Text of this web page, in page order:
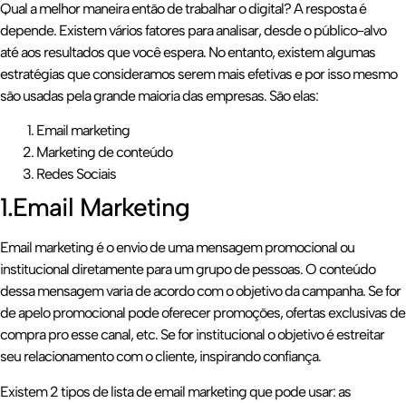
Qual a melhor maneira então de trabalhar o digital? A resposta é
depende. Existem vários fatores para analisar, desde o público-alvo
até aos resultados que você espera. No entanto, existem algumas
estratégias que consideramos serem mais efetivas e por isso mesmo
são usadas pela grande maioria das empresas. São elas:
Email marketing
Marketing de conteúdo
Redes Sociais
1.Email Marketing
Email marketing é o envio de uma mensagem promocional ou
institucional diretamente para um grupo de pessoas. O conteúdo
dessa mensagem varia de acordo com o objetivo da campanha. Se for
de apelo promocional pode oferecer promoções, ofertas exclusivas de
compra pro esse canal, etc. Se for institucional o objetivo é estreitar
seu relacionamento com o cliente, inspirando confiança.
Existem 2 tipos de lista de email marketing que pode usar: as